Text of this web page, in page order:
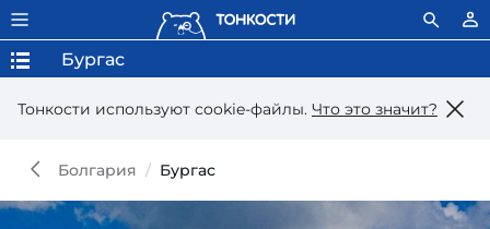
Тонкости используют сookie-файлы. Что это значит?
Бургас
Болгария Бургас